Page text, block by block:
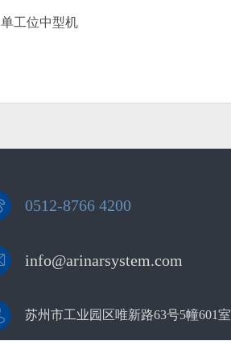
单工位中型机
0512-8766 4200
info@arinarsystem.com
苏州市工业园区唯新路63号5幢601室